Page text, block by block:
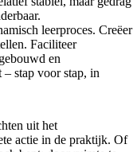
leerproces. Creëer
Faciliteer
en
stap voor stap, in
uit het
actie in de praktijk. Of